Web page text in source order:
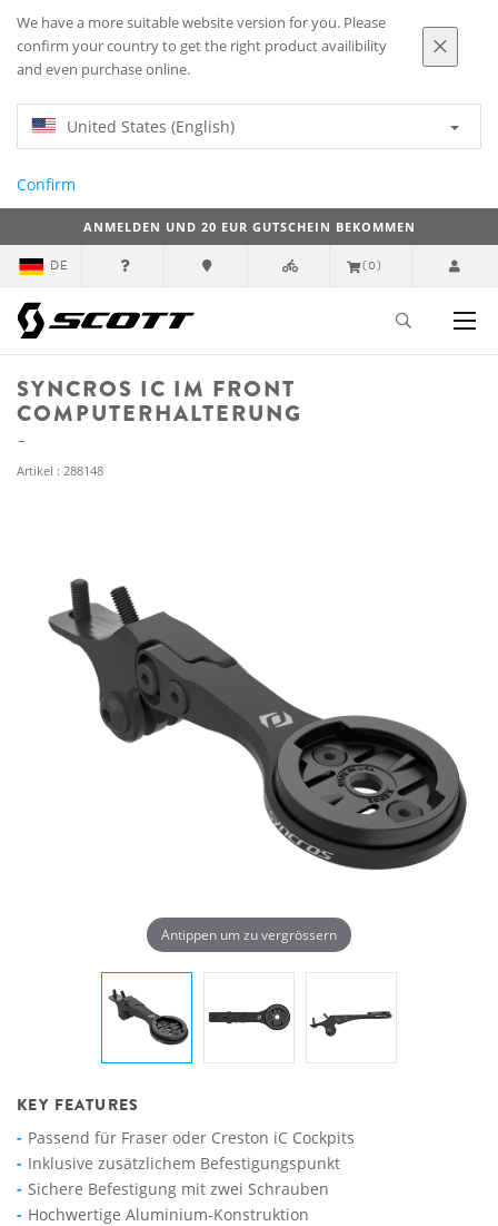
We have a more suitable website version for you. Please
confirm your country to get the right product availibility
and even purchase online.
United States (English)
Confirm
ANMELDEN UND 20 EUR GUTSCHEIN BEKOMMEN
DE (0)
SYNCROS IC IM FRONT
COMPUTERHALTERUNG
Artikel : 288148
Antippen um zu vergrössern
KEY FEATURES
Passend für Fraser oder Creston iC Cockpits
Inklusive zusätzlichem Befestigungspunkt
Sichere Befestigung mit zwei Schrauben
Hochwertige Aluminium-Konstruktion